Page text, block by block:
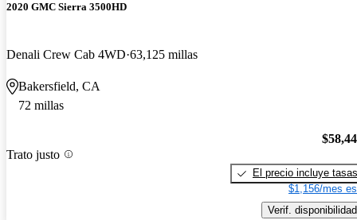
2020 GMC Sierra 3500HD
Denali Crew Cab 4WD 63,125 millas
Bakersfield, CA
72 millas
Trato justo
El precio incluye tasas
$1,156/mes
Verif. disponibilidad